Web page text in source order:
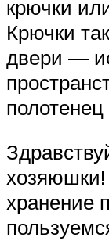
крючки
Крючки
двери —
хозяюшки!
хранение